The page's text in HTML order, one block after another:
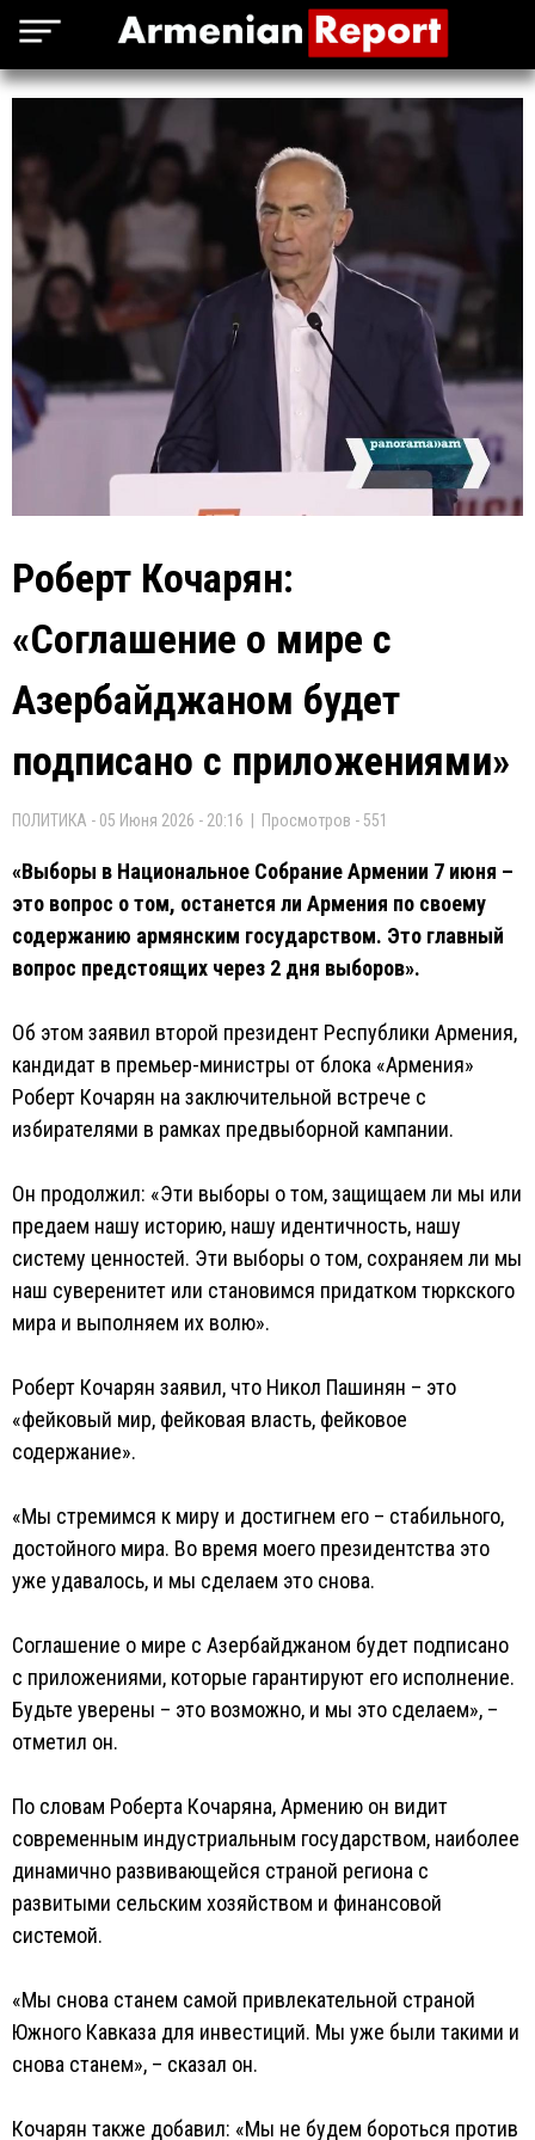
Роберт Кочарян:
«Соглашение о мире с
Азербайджаном будет
подписано с приложениями»
ПОЛИТИКА - 05 Июня 2026 - 20:16 | Просмотров - 551
«Выборы в Национальное Собрание Армении 7 июня –
это вопрос о том, останется ли Армения по своему
содержанию армянским государством. Это главный
вопрос предстоящих через 2 дня выборов».
Об этом заявил второй президент Республики Армения,
кандидат в премьер-министры от блока «Армения»
Роберт Кочарян на заключительной встрече с
избирателями в рамках предвыборной кампании.
Он продолжил: «Эти выборы о том, защищаем ли мы или
предаем нашу историю, нашу идентичность, нашу
систему ценностей. Эти выборы о том, сохраняем ли мы
наш суверенитет или становимся придатком тюркского
мира и выполняем их волю».
Роберт Кочарян заявил, что Никол Пашинян – это
«фейковый мир, фейковая власть, фейковое
содержание».
«Мы стремимся к миру и достигнем его – стабильного,
достойного мира. Во время моего президентства это
уже удавалось, и мы сделаем это снова.
Соглашение о мире с Азербайджаном будет подписано
с приложениями, которые гарантируют его исполнение.
Будьте уверены – это возможно, и мы это сделаем», –
отметил он.
По словам Роберта Кочаряна, Армению он видит
современным индустриальным государством, наиболее
динамично развивающейся страной региона с
развитыми сельским хозяйством и финансовой
системой.
«Мы снова станем самой привлекательной страной
Южного Кавказа для инвестиций. Мы уже были такими и
снова станем», – сказал он.
Кочарян также добавил: «Мы не будем бороться против